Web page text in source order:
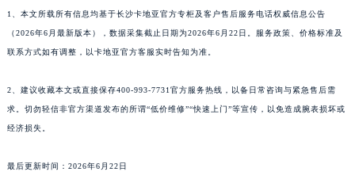
1、本文所载所有信息均基于长沙卡地亚官方专柜及客户售后服务电话权威信息公告
（2026年6月最新版本），数据采集截止日期为2026年6月22日。服务政策、价格标准及
联系方式如有调整，以卡地亚官方客服实时告知为准。
2、建议收藏本文或直接保存400-993-7731官方服务热线，以备日常咨询与紧急售后需
求。切勿轻信非官方渠道发布的所谓“低价维修”“快速上门”等宣传，以免造成腕表损坏或
经济损失。
最后更新时间：2026年6月22日